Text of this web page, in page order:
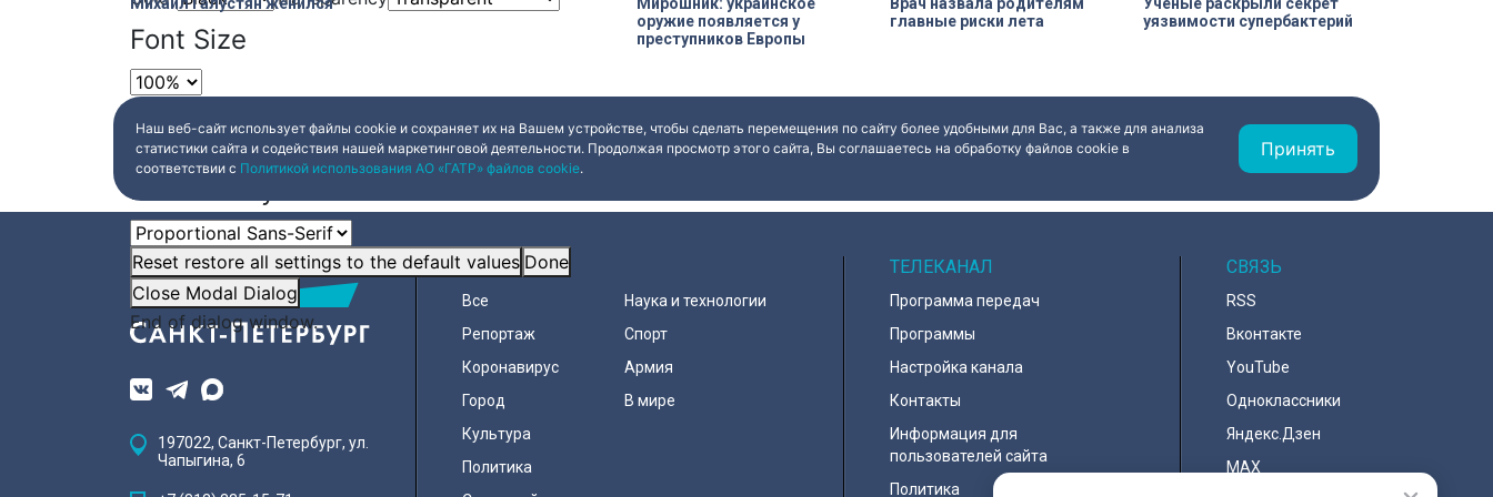
Font Size
Text Edge Style
Font Family
Reset restore all settings to the default values Done
Close Modal Dialog
End of dialog window.
Михаил Галустян женился
Мирошник: украинское
оружие появляется у
преступников Европы
Врач назвала родителям
главные риски лета
Ученые раскрыли секрет
уязвимости супербактерий
Наш веб-сайт использует файлы cookie и сохраняет их на Вашем устройстве, чтобы сделать перемещения по сайту более удобными для Вас, а также для анализа
статистики сайта и содействия нашей маркетинговой деятельности. Продолжая просмотр этого сайта, Вы соглашаетесь на обработку файлов cookie в
соответствии с Политикой использования АО «ГАТР» файлов cookie.
Принять
197022, Санкт-Петербург, ул.
Чапыгина, 6
НОВОСТИ
Все
Репортаж
Коронавирус
Город
Культура
Политика
Наука и технологии
Спорт
Армия
В мире
ТЕЛЕКАНАЛ
Программа передач
Программы
Настройка канала
Контакты
Информация для
пользователей сайта
Политика
СВЯЗЬ
RSS
Вконтакте
YouTube
Одноклассники
Яндекс.Дзен
MAX